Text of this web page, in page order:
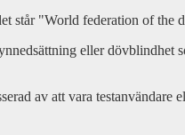
eller dövblindhet
av att vara